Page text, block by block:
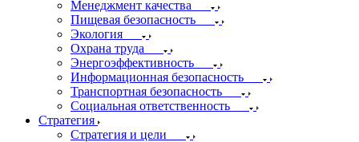
Менеджмент качества
Пищевая безопасность
Экология
Охрана труда
Энергоэффективность
Информационная безопасность
Транспортная безопасность
Социальная ответственность
Стратегия
Стратегия и цели